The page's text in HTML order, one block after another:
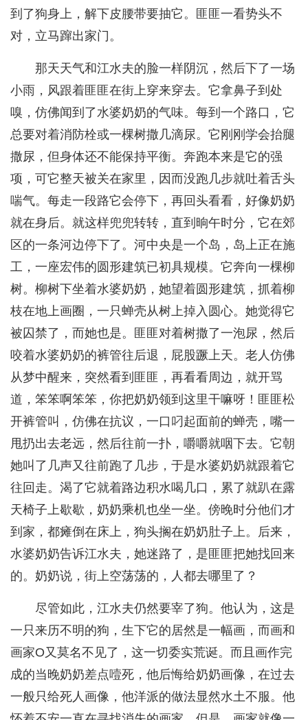
到了狗身上，解下皮腰带要抽它。匪匪一看势头不
对，立马蹿出家门。
那天天气和江水夫的脸一样阴沉，然后下了一场
小雨，风跟着匪匪在街上穿来穿去。它拿鼻子到处
嗅，仿佛闻到了水婆奶奶的气味。每到一个路口，它
总要对着消防栓或一棵树撒几滴尿。它刚刚学会抬腿
撒尿，但身体还不能保持平衡。奔跑本来是它的强
项，可它整天被关在家里，因而没跑几步就吐着舌头
喘气。每走一段路它会停下，再回头看看，好像奶奶
就在身后。就这样兜兜转转，直到晌午时分，它在郊
区的一条河边停下了。河中央是一个岛，岛上正在施
工，一座宏伟的圆形建筑已初具规模。它奔向一棵柳
树。柳树下坐着水婆奶奶，她望着圆形建筑，抓着柳
枝在地上画圈，一只蝉壳从树上掉入圆心。她觉得它
被囚禁了，而她也是。匪匪对着树撒了一泡尿，然后
咬着水婆奶奶的裤管往后退，屁股蹶上天。老人仿佛
从梦中醒来，突然看到匪匪，再看看周边，就开骂
道，笨笨啊笨笨，你把奶奶领到这里干嘛呀！匪匪松
开裤管叫，仿佛在抗议，一口叼起面前的蝉壳，嘴一
甩扔出去老远，然后往前一扑，嚼嚼就咽下去。它朝
她叫了几声又往前跑了几步，于是水婆奶奶就跟着它
往回走。渴了它就着路边积水喝几口，累了就趴在露
天椅子上歇歇，奶奶乘机也坐一坐。傍晚时分他们才
到家，都瘫倒在床上，狗头搁在奶奶肚子上。后来，
水婆奶奶告诉江水夫，她迷路了，是匪匪把她找回来
的。奶奶说，街上空荡荡的，人都去哪里了？
尽管如此，江水夫仍然要宰了狗。他认为，这是
一只来历不明的狗，生下它的居然是一幅画，而画和
画家O又莫名不见了，这一切委实荒诞。而且画作完
成的当晚奶奶差点噎死，他后悔给奶奶画像，在过去
一般只给死人画像，他洋派的做法显然水土不服。他